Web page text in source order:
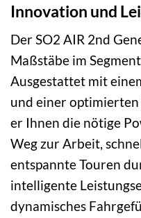
Innovation und
Der SO2 AIR 2nd
Maßstäbe im
Ausgestattet mit
und einer
er Ihnen die nötige
Weg zur Arbeit,
entspannte Touren
intelligente
dynamisches